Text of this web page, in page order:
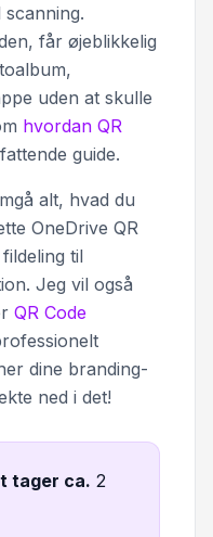
får øjeblikkelig
uden at skulle
hvordan QR
guide.
alt, hvad du
OneDrive QR
til
Jeg vil også
QR Code
dine branding-
ned i det!
tager ca. 2